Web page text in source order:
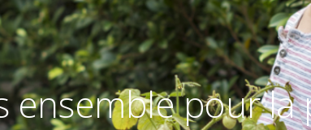
ensemble pour la